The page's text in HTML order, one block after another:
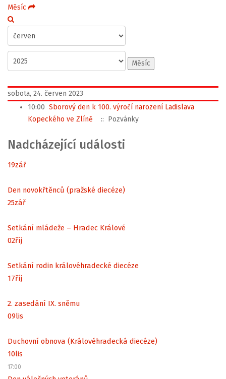
Měsíc
Měsíc
sobota, 24. červen 2023
10:00 Sborový den k 100. výročí narození Ladislava
Kopeckého ve Zlíně
:: Pozvánky
Nadcházející události
19zář
Den novokřtěnců (pražské diecéze)
25zář
Setkání mládeže – Hradec Králové
02říj
Setkání rodin královéhradecké diecéze
17říj
2. zasedání IX. sněmu
09lis
Duchovní obnova (Královéhradecká diecéze)
10lis
17:00